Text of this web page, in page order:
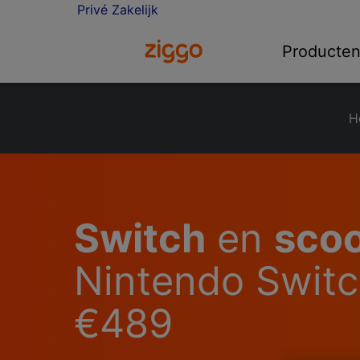
Privé Zakelijk
Ga naar de Ziggo homepageProducten
Switch en
Nintendo
€489